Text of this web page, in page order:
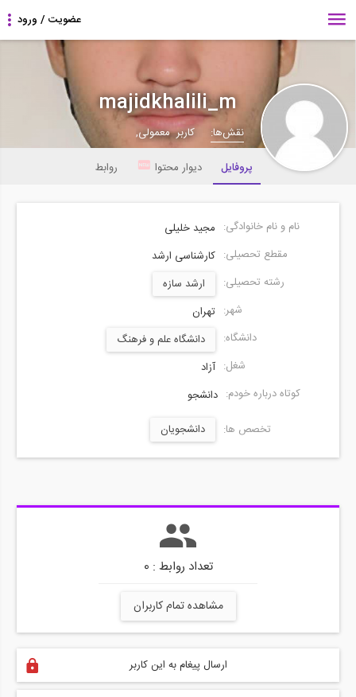
majidkhalili_m
نقش‌ها:
کاربر معمولی,
پروفایل
دیوار محتوا روابط
نام و نام خانوادگی: مجید خلیلی
مقطع تحصیلی: کارشناسی ارشد
رشته تحصیلی:
ارشد سازه
شهر: تهران
دانشگاه:
دانشگاه علم و فرهنگ
شغل: آزاد
کوتاه درباره خودم: دانشجو
تخصص ها:
دانشجویان
تعداد روابط : 0
مشاهده تمام کاربران
ارسال پیغام به این کاربر